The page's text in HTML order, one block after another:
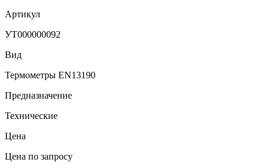
Артикул
УТ000000092
Вид
Термометры EN13190
Предназначение
Технические
Цена
Цена по запросу